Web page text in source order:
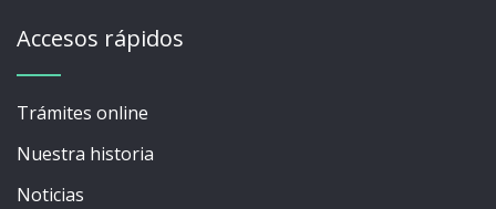
Accesos rápidos
Trámites online
Nuestra historia
Noticias